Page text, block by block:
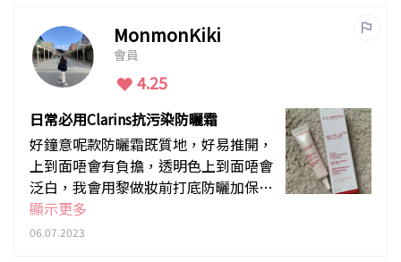
MonmonKiki
會員
4.25
日常必用Clarins抗污染防曬霜
好鐘意呢款防曬霜既質地，好易推開，
上到面唔會有負擔，透明色上到面唔會
泛白，我會用黎做妝前打底防曬加保濕
力up!!
顯示更多
06.07.2023